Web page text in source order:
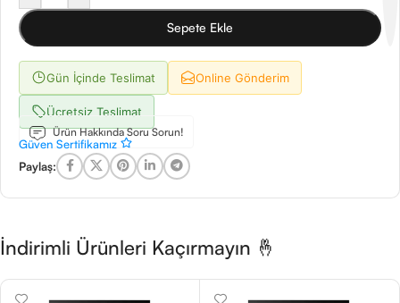
Sepete Ekle
Gün İçinde Teslimat Online Gönderim
Ücretsiz Teslimat
Ürün Hakkında Soru Sorun!
Güven Sertifikamız
Paylaş:
İndirimli Ürünleri Kaçırmayın 🤞